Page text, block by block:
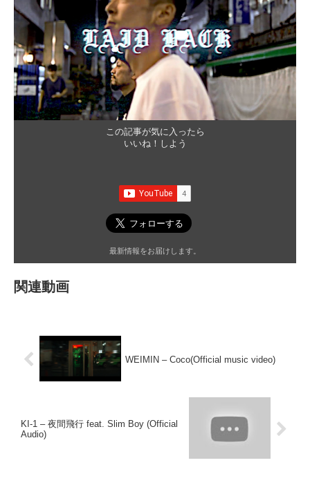
この記事が気に入ったら
いいね！しよう
最新情報をお届けします。
関連動画
WEIMIN – Coco(Official music video)
KI-1 – 夜間飛行 feat. Slim Boy (Official
Audio)